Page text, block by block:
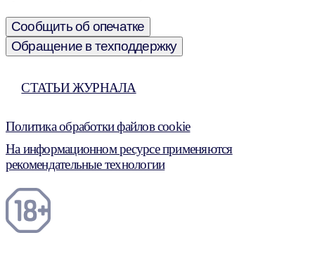
Сообщить об опечатке
Обращение в техподдержку
СТАТЬИ ЖУРНАЛА
Политика обработки файлов cookie
На информационном ресурсе применяются
рекомендательные технологии